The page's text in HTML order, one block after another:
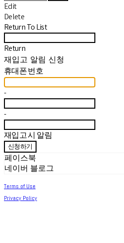
Edit
Delete
Return To List
Return
재입고 알림 신청
휴대폰 번호
-
-
재입고 시 알림
신청하기
페이스북
네이버 블로그
Terms of Use
Privacy Policy